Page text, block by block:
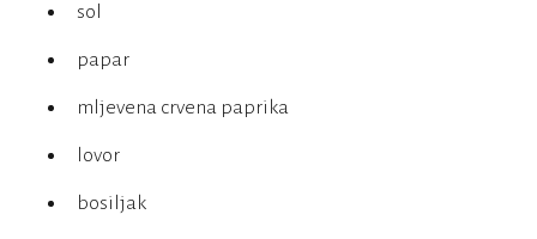
sol
papar
mljevena crvena paprika
lovor
bosiljak